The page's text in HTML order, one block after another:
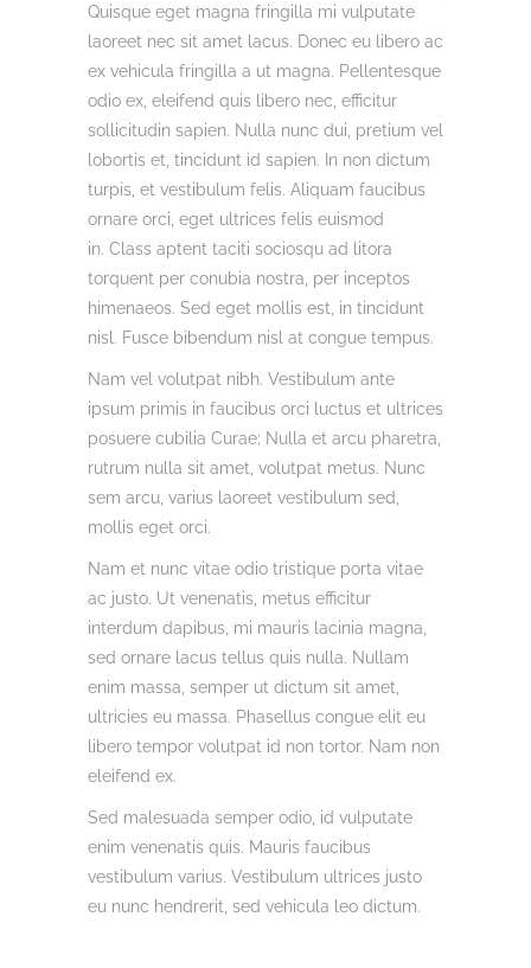
Quisque eget magna fringilla mi vulputate
laoreet nec sit amet lacus. Donec eu libero ac
ex vehicula fringilla a ut magna. Pellentesque
odio ex, eleifend quis libero nec, efficitur
sollicitudin sapien. Nulla nunc dui, pretium vel
lobortis et, tincidunt id sapien. In non dictum
turpis, et vestibulum felis. Aliquam faucibus
ornare orci, eget ultrices felis euismod
in. Class aptent taciti sociosqu ad litora
torquent per conubia nostra, per inceptos
himenaeos. Sed eget mollis est, in tincidunt
nisl. Fusce bibendum nisl at congue tempus.
Nam vel volutpat nibh. Vestibulum ante
ipsum primis in faucibus orci luctus et ultrices
posuere cubilia Curae; Nulla et arcu pharetra,
rutrum nulla sit amet, volutpat metus. Nunc
sem arcu, varius laoreet vestibulum sed,
mollis eget orci.
Nam et nunc vitae odio tristique porta vitae
ac justo. Ut venenatis, metus efficitur
interdum dapibus, mi mauris lacinia magna,
sed ornare lacus tellus quis nulla. Nullam
enim massa, semper ut dictum sit amet,
ultricies eu massa. Phasellus congue elit eu
libero tempor volutpat id non tortor. Nam non
eleifend ex.
Sed malesuada semper odio, id vulputate
enim venenatis quis. Mauris faucibus
vestibulum varius. Vestibulum ultrices justo
eu nunc hendrerit, sed vehicula leo dictum.